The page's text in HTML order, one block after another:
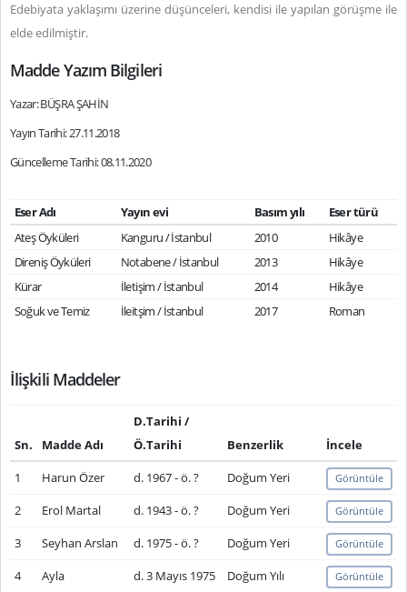
Edebiyata yaklaşımı üzerine düşünceleri, kendisi ile yapılan görüşme ile
elde edilmiştir.
Madde Yazım Bilgileri
Yazar: BÜŞRA ŞAHİN
Yayın Tarihi: 27.11.2018
Güncelleme Tarihi: 08.11.2020
Eser Adı Yayın evi Basım yılı
Eser türü
Ateş Öyküleri
Kanguru / İstanbul 2010
Hikâye
Direniş Öyküleri
Notabene / İstanbul 2013
Hikâye
Kürar
İletişim / İstanbul 2014
Hikâye
Soğuk ve Temiz
İleitşim / İstanbul 2017 Roman
İlişkili Maddeler
Sn. Madde Adı
D.Tarihi /
Ö.Tarihi
Benzerlik
İncele
1
Harun Özer d. 1967 - ö. ? Doğum Yeri Görüntüle
2 Erol Martal d. 1943 - ö. ? Doğum Yeri Görüntüle
3 Seyhan Arslan d. 1975 - ö. ? Doğum Yeri Görüntüle
4
Ayla
d. 3 Mayıs 1975
Doğum Yılı Görüntüle